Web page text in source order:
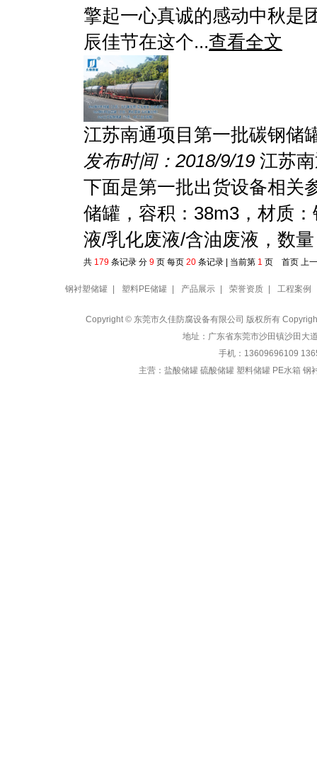
擎起一心真诚的感动中秋是
辰佳节在这个...查看全文
江苏南通项目第一批碳钢储
发布时间：2018/9/19 江苏
下面是第一批出货设备相关
储罐，容积：38m3，材质
液/乳化废液/含油废液，数
共 179 条记录 分 9 页 每页 20 条记录 | 当前第 1 页 首页 上
钢衬塑储罐 塑料PE储罐 产品展示 荣誉资质 工程案例
Copyright © 东莞市久佳防腐设备有限公司 版权所有
地址：广东省东莞市沙田镇沙田大
手机：13609696109
主营：盐酸储罐 硫酸储罐 塑料储罐 PE水箱 钢